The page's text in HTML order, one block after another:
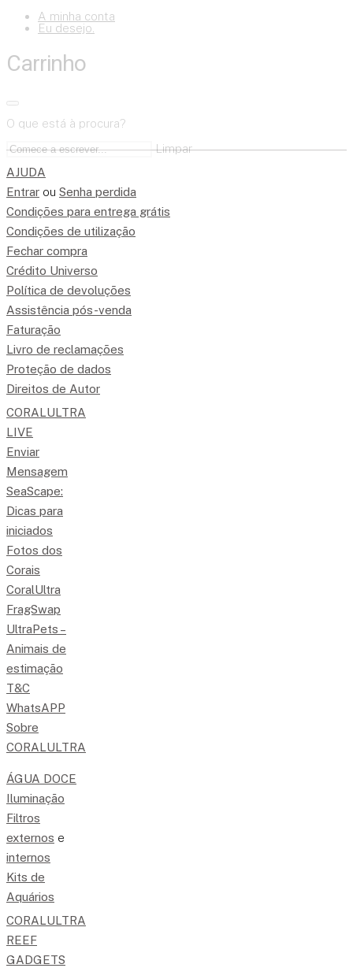
A minha conta
Eu desejo.
Carrinho
O que está à procura?
Limpar
AJUDA
Entrar ou Senha perdida
Condições para entrega grátis
Condições de utilização
Fechar compra
Crédito Universo
Política de devoluções
Assistência pós-venda
Faturação
Livro de reclamações
Proteção de dados
Direitos de Autor
CORALULTRA
LIVE
Enviar
Mensagem
SeaScape:
Dicas para
iniciados
Fotos dos
Corais
CoralUltra
FragSwap
UltraPets –
Animais de
estimação
T&C
WhatsAPP
Sobre
CORALULTRA
ÁGUA DOCE
Iluminação
Filtros
externos e
internos
Kits de
Aquários
CORALULTRA
REEF
GADGETS